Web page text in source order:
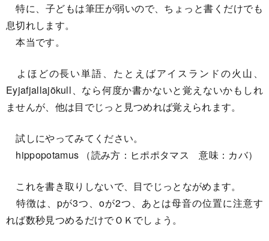
特に、子どもは筆圧が弱いので、ちょっと書くだけでも
息切れします。
本当です。
よほどの長い単語、たとえばアイスランドの火山、
Eyjafjallajökull、なら何度か書かないと覚えないかもしれ
ませんが、他は目でじっと見つめれば覚えられます。
試しにやってみてください。
hippopotamus （読み方：ヒポポタマス 意味：カバ）
これを書き取りしないで、目でじっとながめます。
特徴は、pが3つ、oが2つ、あとは母音の位置に注意す
れば数秒見つめるだけでＯＫでしょう。